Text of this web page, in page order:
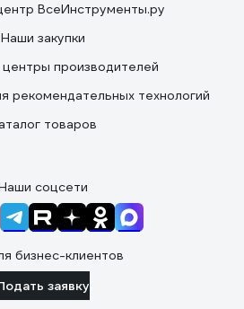
ВсеИнструменты.ру
Наши закупки
производителей
рекомендательных технологий
товаров
соцсети
бизнес-клиентов
заявку